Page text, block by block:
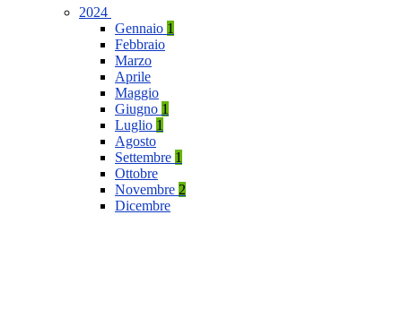
2024
Gennaio 1
Febbraio
Marzo
Aprile
Maggio
Giugno 1
Luglio 1
Agosto
Settembre 1
Ottobre
Novembre 2
Dicembre